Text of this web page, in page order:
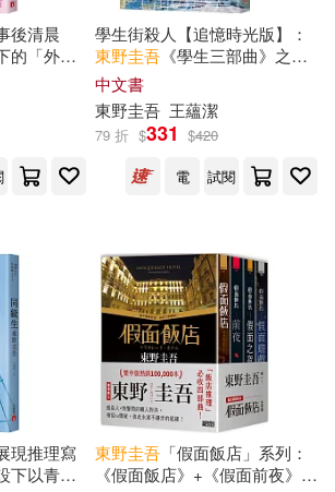
集英社(5)
社(4)
千魚娛樂(2)
尖端(2)
社(1)
閱讀(103)
品(289)
/繪(557)
後清晨
的「外
學生街殺人【追憶時光版】：
東野圭吾 《學生三部曲》之集
大成，生涯最高代表作!
中文書
東野圭吾 王蘊潔
79 折 $331 $420
電
試閱
現推理寫
下以青春
東野圭吾 「假面飯店」系列：
《假面飯店》+《假面前夜》+